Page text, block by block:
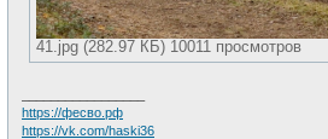
41.jpg (282.97 КБ) 10011 просмотров
https://фесво.рф
https://vk.com/haski36